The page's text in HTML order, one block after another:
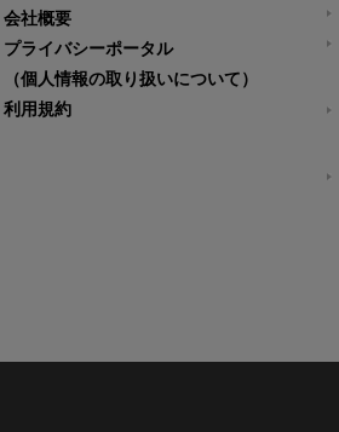
会社概要
プライバシーポータル
（個人情報の取り扱いについて）
利用規約